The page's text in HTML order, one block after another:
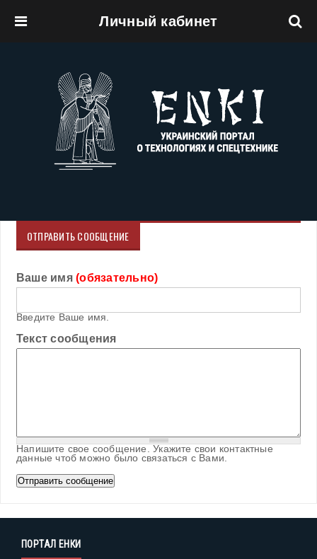
Личный кабинет
ОТПРАВИТЬ СООБЩЕНИЕ
Ваше имя(обязательно)
Введите Ваше имя.
Текст сообщения
Напишите свое сообщение. Укажите свои контактные
данные чтоб можно было связаться с Вами.
ПОРТАЛ ЕНКИ